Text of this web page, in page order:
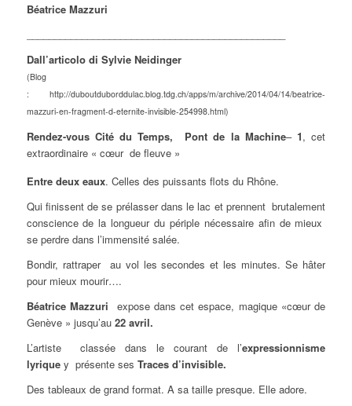
Béatrice Mazzuri
Dall’articolo di Sylvie Neidinger
(Blog
: http://duboutduborddulac.blog.tdg.ch/apps/m/archive/2014/04/14/beatrice-
mazzuri-en-fragment-d-eternite-invisible-254998.html)
Rendez-vous Cité du Temps, Pont de la Machine–1, cet
extraordinaire « cœur de fleuve »
Entre deux eaux. Celles des puissants flots du Rhône.
Qui finissent de se prélasser dans le lac et prennent brutalement
conscience de la longueur du périple nécessaire afin de mieux
se perdre dans l’immensité salée.
Bondir, rattraper au vol les secondes et les minutes. Se hâter
pour mieux mourir….
Béatrice Mazzuri expose dans cet espace, magique «cœur de
Genève » jusqu’au 22 avril.
L’artiste classée dans le courant de l’expressionnisme
lyrique y présente ses Traces d’invisible.
Des tableaux de grand format. A sa taille presque. Elle adore.